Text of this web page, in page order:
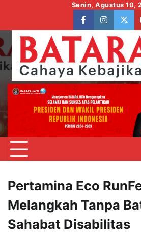
content
Senin, Agustus 10,
facebookinstagram
Pertamina Eco
Melangkah Tanpa
Sahabat Disabilitas